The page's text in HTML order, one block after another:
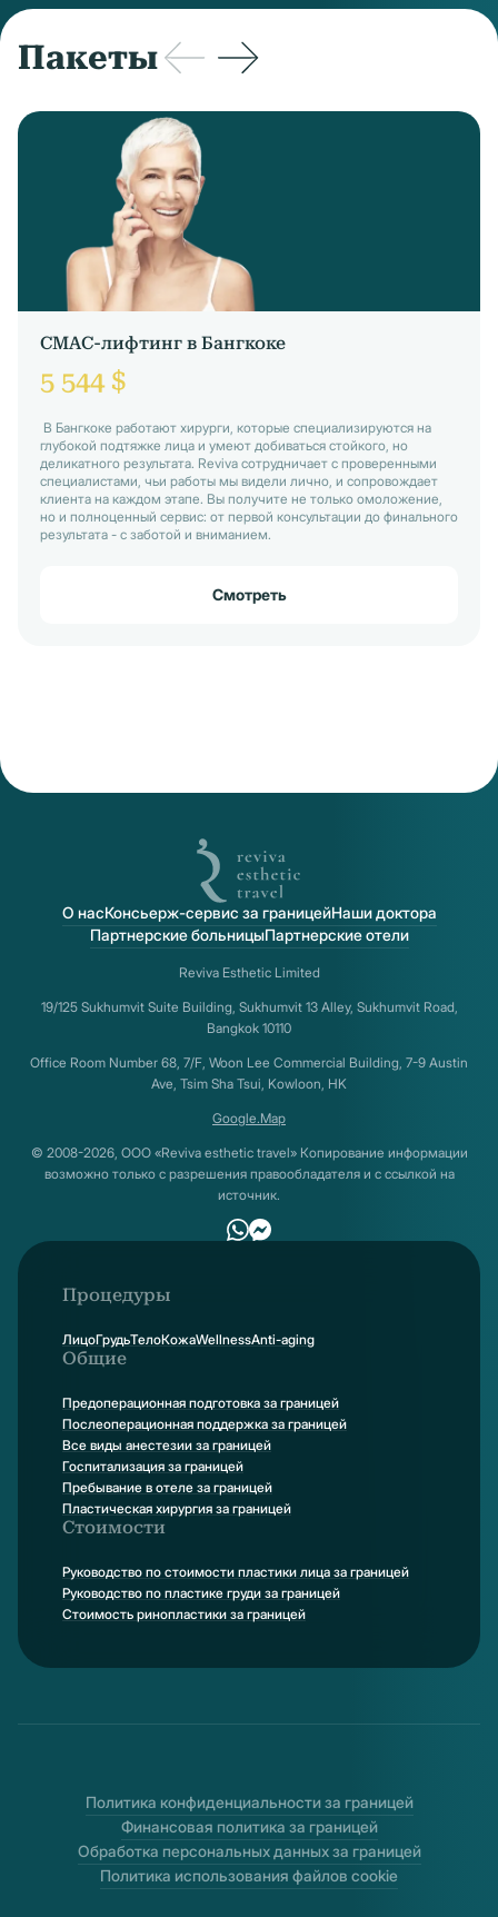
Пакеты
СМАС-лифтинг в Бангкоке
5 544 $
В Бангкоке работают хирурги, которые специализируются на
глубокой подтяжке лица и умеют добиваться стойкого, но
деликатного результата. Reviva сотрудничает с проверенными
специалистами, чьи работы мы видели лично, и сопровождает
клиента на каждом этапе. Вы получите не только омоложение,
но и полноценный сервис: от первой консультации до финального
результата - с заботой и вниманием.
Смотреть
О насКонсьерж-сервис за границейНаши доктора
Партнерские больницыПартнерские отели
Reviva Esthetic Limited
19/125 Sukhumvit Suite Building, Sukhumvit 13 Alley, Sukhumvit Road,
Bangkok 10110
Office Room Number 68, 7/F, Woon Lee Commercial Building, 7-9 Austin
Ave, Tsim Sha Tsui, Kowloon, HK
Google.Map
© 2008-2026, ООО «Reviva esthetic travel» Копирование информации
возможно только с разрешения правообладателя и с ссылкой на
источник.
Процедуры
ЛицоГрудьТелоКожаWellnessAnti-aging
Общие
Предоперационная подготовка за границей
Послеоперационная поддержка за границей
Все виды анестезии за границей
Госпитализация за границей
Пребывание в отеле за границей
Пластическая хирургия за границей
Стоимости
Руководство по стоимости пластики лица за границей
Руководство по пластике груди за границей
Стоимость ринопластики за границей
Политика конфиденциальности за границей
Финансовая политика за границей
Обработка персональных данных за границей
Политика использования файлов cookie